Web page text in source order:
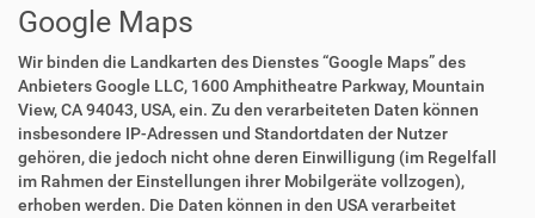
Google Maps
Wir binden die Landkarten des Dienstes “Google Maps” des
Anbieters Google LLC, 1600 Amphitheatre Parkway, Mountain
View, CA 94043, USA, ein. Zu den verarbeiteten Daten können
insbesondere IP-Adressen und Standortdaten der Nutzer
gehören, die jedoch nicht ohne deren Einwilligung (im Regelfall
im Rahmen der Einstellungen ihrer Mobilgeräte vollzogen),
erhoben werden. Die Daten können in den USA verarbeitet